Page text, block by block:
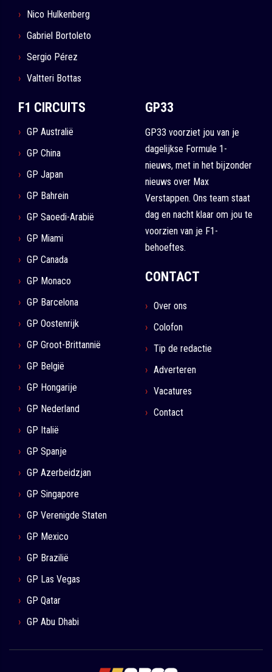
Nico Hulkenberg
Gabriel Bortoleto
Sergio Pérez
Valtteri Bottas
F1 CIRCUITS
GP Australië
GP China
GP Japan
GP Bahrein
GP Saoedi-Arabië
GP Miami
GP Canada
GP Monaco
GP Barcelona
GP Oostenrijk
GP Groot-Brittannië
GP België
GP Hongarije
GP Nederland
GP Italië
GP Spanje
GP Azerbeidzjan
GP Singapore
GP Verenigde Staten
GP Mexico
GP Brazilië
GP Las Vegas
GP Qatar
GP Abu Dhabi
GP33
GP33 voorziet jou van je
dagelijkse Formule 1-
nieuws, met in het bijzonder
nieuws over Max
Verstappen. Ons team staat
dag en nacht klaar om jou te
voorzien van je F1-
behoeftes.
CONTACT
Over ons
Colofon
Tip de redactie
Adverteren
Vacatures
Contact